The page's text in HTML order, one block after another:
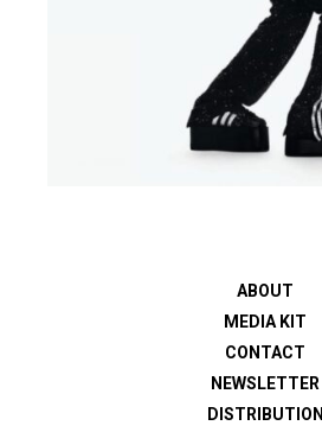
ABOUT
MEDIA KIT
CONTACT
NEWSLETTER
DISTRIBUTION